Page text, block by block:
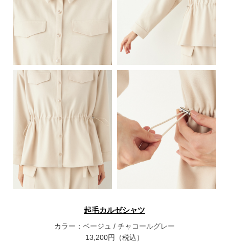
起毛カルゼシャツ
カラー： ベージュ / チャコールグレー
13,200円（税込）